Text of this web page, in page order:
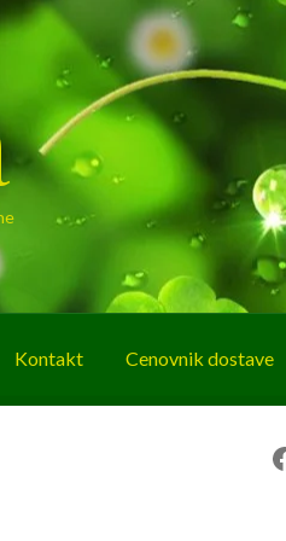
Kontakt Cenovnik dostave
Facebook